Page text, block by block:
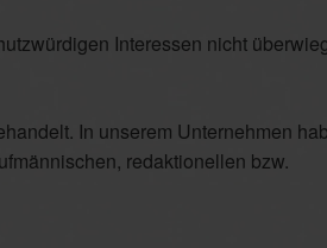
Interessen nicht
In unserem Unternehmen
redaktionellen bzw.